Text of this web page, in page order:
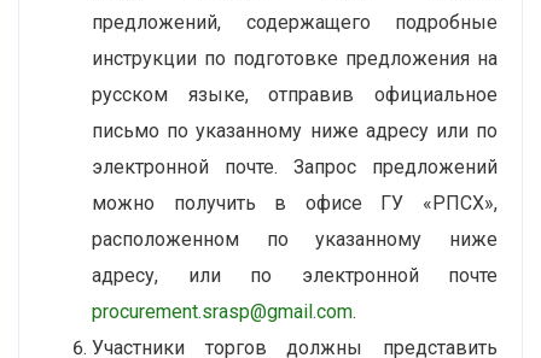
предложений, содержащего подробные
инструкции по подготовке предложения на
русском языке, отправив официальное
письмо по указанному ниже адресу или по
электронной почте. Запрос предложений
можно получить в офисе ГУ «РПСХ»,
расположенном по указанному ниже
адресу, или по электронной почте
procurement.srasp@gmail.com.
Участники торгов должны представить